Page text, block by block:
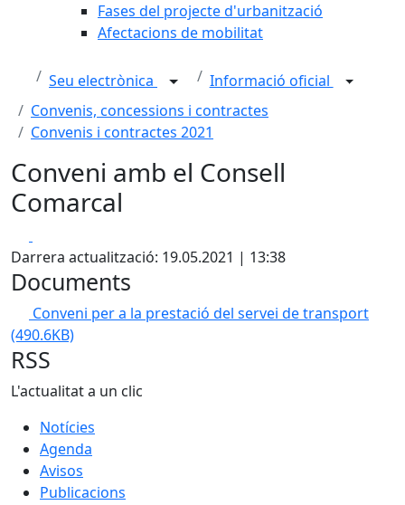
Fases del projecte d'urbanització
Afectacions de mobilitat
Seu electrònica
Informació oficial
Convenis, concessions i contractes
Convenis i contractes 2021
Conveni amb el Consell
Comarcal
Darrera actualització: 19.05.2021 | 13:38
Documents
Conveni per a la prestació del servei de transport
(490.6KB)
RSS
L'actualitat a un clic
Notícies
Agenda
Avisos
Publicacions